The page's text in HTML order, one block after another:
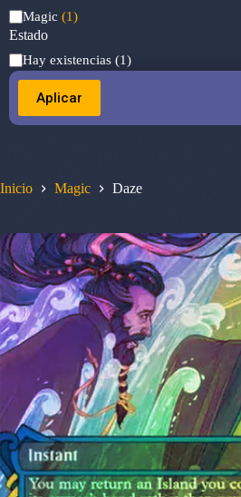
Inicio Magic Daze
Categoría
Magic (1)
Estado
Estado
Hay existencias (1)
Aplicar